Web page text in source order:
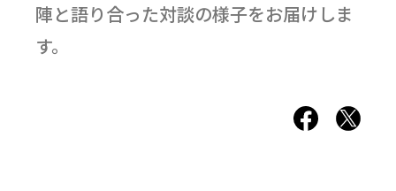
陣と語り合った対談の様子をお届けしま
す。